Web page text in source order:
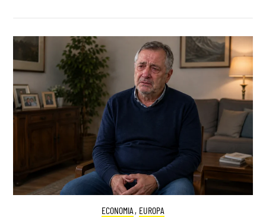
ECONOMIA , EUROPA